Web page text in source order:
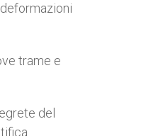
trame e
del